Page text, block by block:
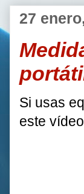
27
Si usas
este